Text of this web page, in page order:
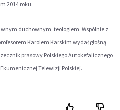
2014 roku.
duchownym, teologiem. Wspólnie z
Karolem Karskim wydał głośną
prasowy Polskiego Autokefalicznego
Telewizji Polskiej.